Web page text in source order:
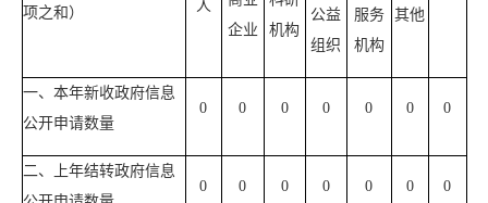
项之和）
人
企业
机构
公益
组织
服务
机构
其他
一、本年新收政府信息
公开申请数量
0 0 0 0 0 0 0
二、上年结转政府信息
0 0 0 0 0 0 0